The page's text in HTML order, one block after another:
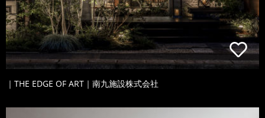
｜THE EDGE OF ART｜南九施設株式会社